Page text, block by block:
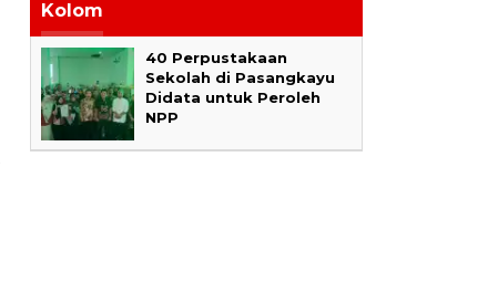
Kolom
40 Perpustakaan
Sekolah di Pasangkayu
Didata untuk Peroleh
NPP